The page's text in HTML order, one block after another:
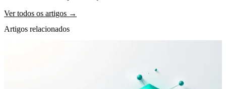
Ver todos os artigos →
Artigos relacionados